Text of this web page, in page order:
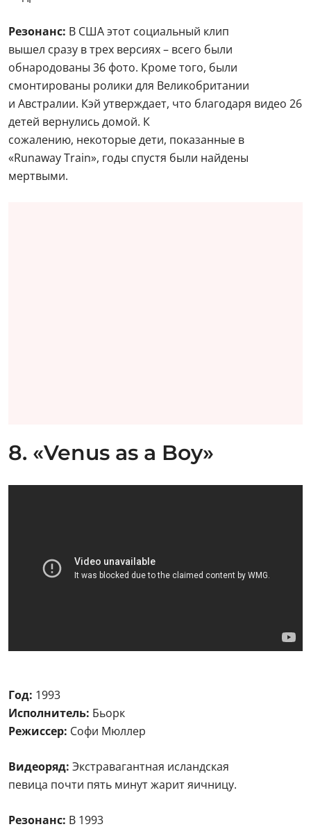
Резонанс: В США этот социальный клип
вышел сразу в трех версиях – всего были
обнародованы 36 фото. Кроме того, были
смонтированы ролики для Великобритании
и Австралии. Кэй утверждает, что благодаря видео 26
детей вернулись домой. К
сожалению, некоторые дети, показанные в
«Runaway Train», годы спустя были найдены
мертвыми.
8. «Venus as a Boy»
Год: 1993
Исполнитель: Бьорк
Режиссер: Софи Мюллер
Видеоряд: Экстравагантная исландская
певица почти пять минут жарит яичницу.
Резонанс: В 1993